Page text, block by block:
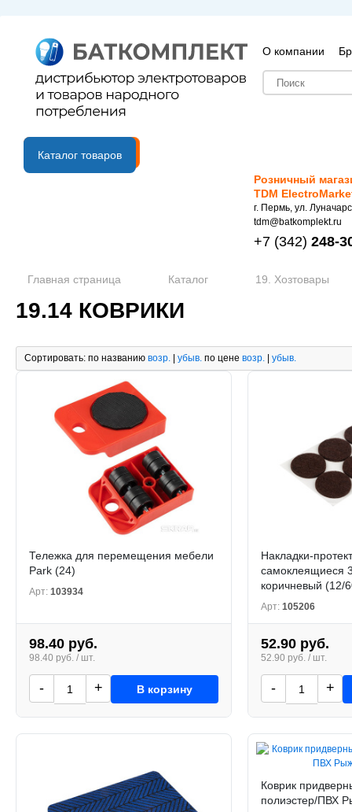
О компании
B2B портал
Каталог товаров
Розничный
TDM
г. Пермь, ул.
tdm@batkomplekt.ru
+7 (342) 248-
Главная страница Каталог 19. Хозтовары
19.14 КОВРИКИ
Сортировать: по названию возр. | убыв. по цене возр. | убыв.
Тележка для перемещения мебели
Park (24)
Арт: 103934
98.40 руб.
98.40 руб. / шт.
- + В корзину
Накладки-
самоклеящиеся
коричневый (12/
Арт: 105206
52.90 руб.
52.90 руб. / шт.
- +
Коврик
полиэстер/ПВХ